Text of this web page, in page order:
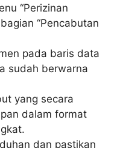
“Perizinan
“Pencabutan
pada baris data
sudah berwarna
yang secara
dalam format
dan pastikan